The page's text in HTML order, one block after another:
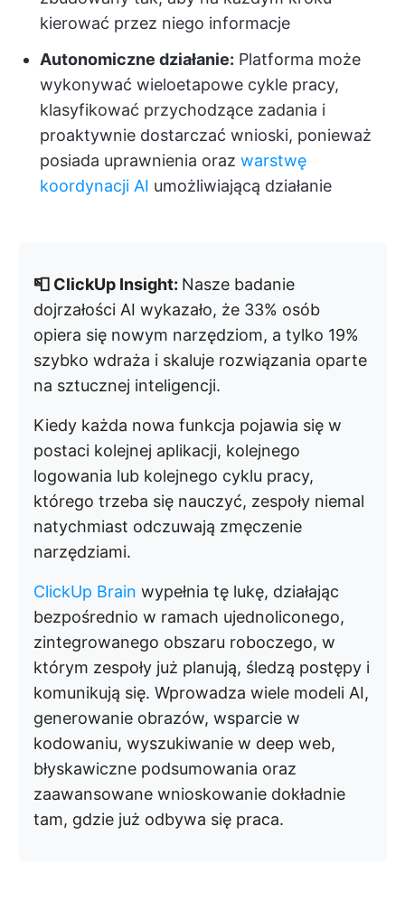
kierować przez niego informacje
Autonomiczne działanie: Platforma może
wykonywać wieloetapowe cykle pracy,
klasyfikować przychodzące zadania i
proaktywnie dostarczać wnioski, ponieważ
posiada uprawnienia oraz warstwę
koordynacji AI umożliwiającą działanie
📮 ClickUp Insight: Nasze badanie
dojrzałości AI wykazało, że 33% osób
opiera się nowym narzędziom, a tylko 19%
szybko wdraża i skaluje rozwiązania oparte
na sztucznej inteligencji.
Kiedy każda nowa funkcja pojawia się w
postaci kolejnej aplikacji, kolejnego
logowania lub kolejnego cyklu pracy,
którego trzeba się nauczyć, zespoły niemal
natychmiast odczuwają zmęczenie
narzędziami.
ClickUp Brain wypełnia tę lukę, działając
bezpośrednio w ramach ujednoliconego,
zintegrowanego obszaru roboczego, w
którym zespoły już planują, śledzą postępy i
komunikują się. Wprowadza wiele modeli AI,
generowanie obrazów, wsparcie w
kodowaniu, wyszukiwanie w deep web,
błyskawiczne podsumowania oraz
zaawansowane wnioskowanie dokładnie
tam, gdzie już odbywa się praca.